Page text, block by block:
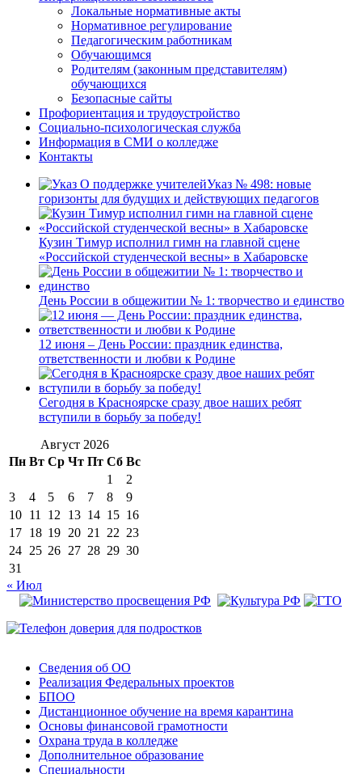
Локальные нормативные акты
Нормативное регулирование
Педагогическим работникам
Обучающимся
Родителям (законным представителям)
обучающихся
Безопасные сайты
Профориентация и трудоустройство
Социально-психологическая служба
Информация в СМИ о колледже
Контакты
Указ № 498: новые
горизонты для будущих и действующих педагогов
Кузин Тимур исполнил гимн на главной сцене
«Российской студенческой весны» в Хабаровске
День России в общежитии № 1: творчество и единство
12 июня – День России: праздник единства,
ответственности и любви к Родине
Сегодня в Красноярске сразу двое наших ребят
вступили в борьбу за победу!
Август 2026
Пн Вт Ср Чт Пт Сб Вс
1
2
3
4 5 6 7 8
9
10 11 12 13 14 15 16
17 18 19 20 21 22 23
24 25 26 27 28 29 30
31
« Июл
Сведения об ОО
Реализация Федеральных проектов
БПОО
Дистанционное обучение на время карантина
Основы финансовой грамотности
Охрана труда в колледже
Дополнительное образование
Специальности